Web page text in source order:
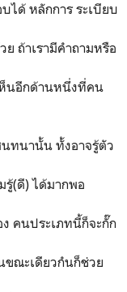
ได้ หลักการ ระเบียบ
ถ้าเรามีคำถามหรือ
ห็นอีกด้านหนึ่งที่คน
ทนานั้น ทั้งอาจรู้ตัว
รู้(ดี) ได้มากพอ
คนประเภทนี้ก็จะกั๊ก
ขณะเดียวกํนก็ช่วย